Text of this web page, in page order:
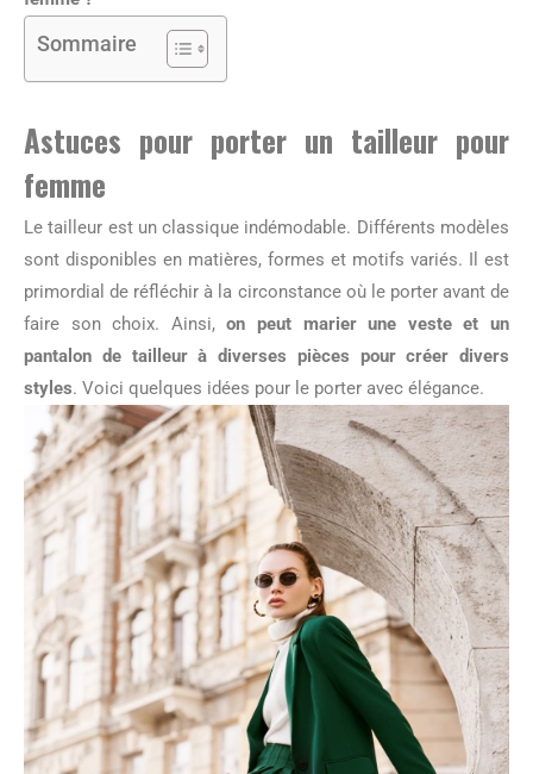
Sommaire
Astuces pour porter un tailleur pour
femme
Le tailleur est un classique indémodable. Différents modèles
sont disponibles en matières, formes et motifs variés. Il est
primordial de réfléchir à la circonstance où le porter avant de
faire son choix. Ainsi,on peut marier une veste et un
pantalon de tailleur à diverses pièces pour créer divers
styles. Voici quelques idées pour le porter avec élégance.